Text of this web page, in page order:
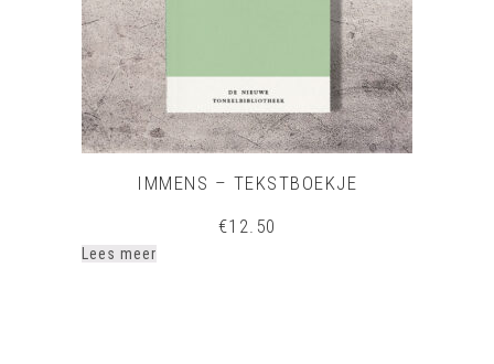
IMMENS – TEKSTBOEKJE
€12.50
Lees meer